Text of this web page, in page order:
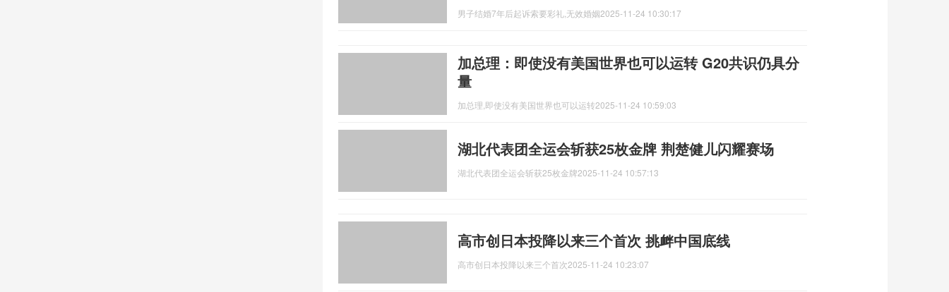
男子结婚7年后起诉索要彩礼,无效婚姻2025-11-24 10:30:17
加总理：即使没有美国世界也可以运转 G20共识仍具分
量
加总理,即使没有美国世界也可以运转2025-11-24 10:59:03
湖北代表团全运会斩获25枚金牌 荆楚健儿闪耀赛场
湖北代表团全运会斩获25枚金牌2025-11-24 10:57:13
高市创日本投降以来三个首次 挑衅中国底线
高市创日本投降以来三个首次2025-11-24 10:23:07